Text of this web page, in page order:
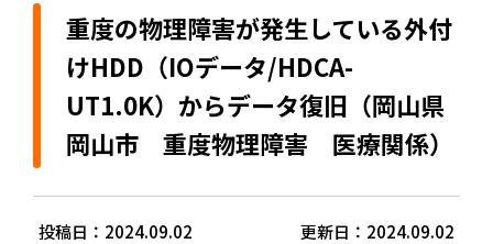
重度の物理障害が発生している外付
けHDD（IOデータ/HDCA-
UT1.0K）からデータ復旧（岡山県
岡山市 重度物理障害 医療関係）
投稿日：2024.09.02 更新日：2024.09.02